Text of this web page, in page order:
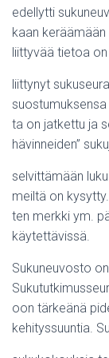
edellytti
kaan
liittyvää tietoa
liittynyt
suostumuksensa
ta on jatkettu ja
hävinneiden”
selvittämään
meiltä on
ten merkki ym.
käytettävissä.
Sukuneuvosto
oon tärkeänä
kehityssuuntia.